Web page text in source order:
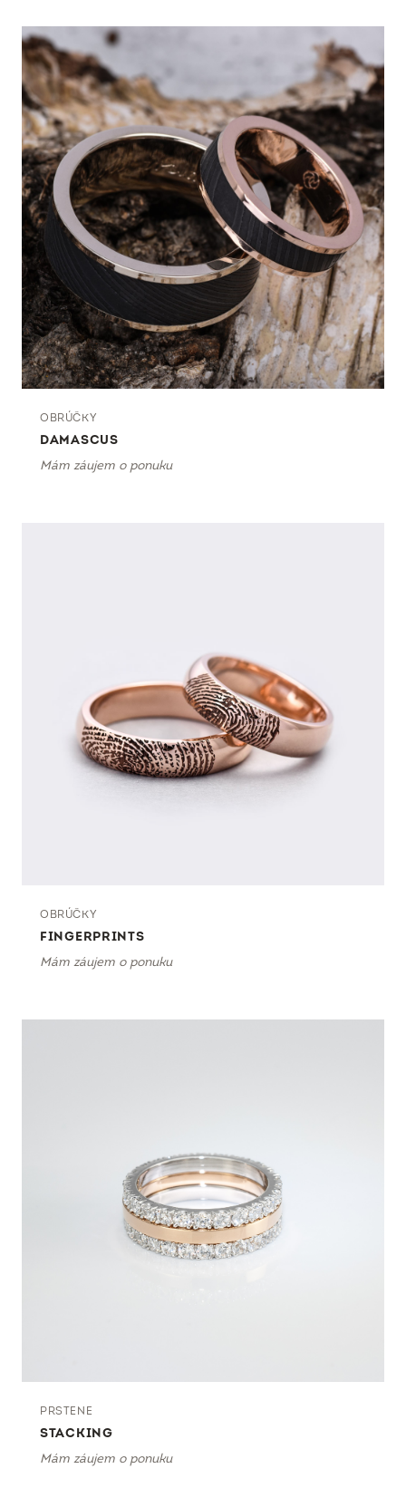
OBRÚČKY
DAMASCUS
Mám záujem o ponuku
OBRÚČKY
FINGERPRINTS
Mám záujem o ponuku
PRSTENE
STACKING
Mám záujem o ponuku